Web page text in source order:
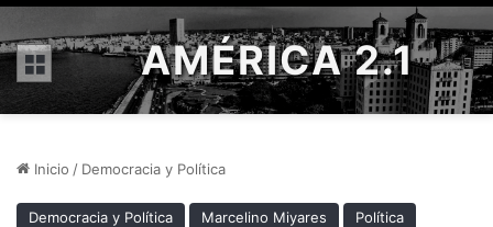
Menú AMÉRICA 2.1
Inicio / Democracia y Política
Democracia y Política Marcelino Miyares Política